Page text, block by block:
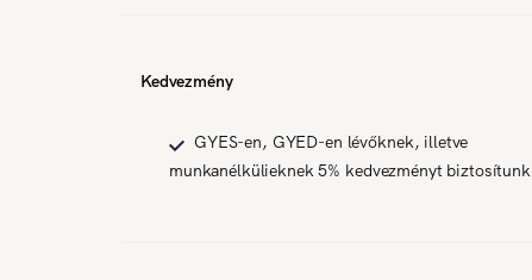
Kedvezmény
GYES-en, GYED-en lévőknek, illetve
munkanélkülieknek 5% kedvezményt biztosítunk